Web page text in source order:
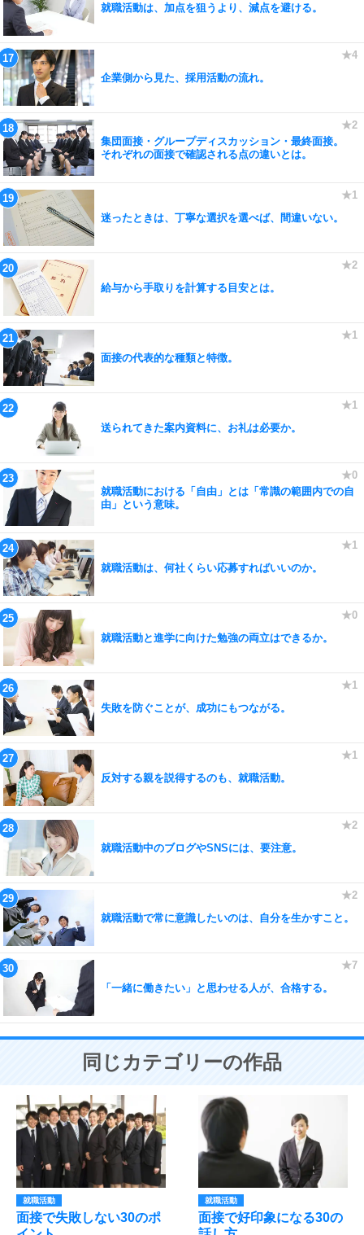
就職活動は、加点を狙うより、減点を避ける。
企業側から見た、採用活動の流れ。
集団面接・グループディスカッション・最終面接。
それぞれの面接で確認される点の違いとは。
迷ったときは、丁寧な選択を選べば、間違いない。
給与から手取りを計算する目安とは。
面接の代表的な種類と特徴。
送られてきた案内資料に、お礼は必要か。
就職活動における「自由」とは「常識の範囲内での自
由」という意味。
就職活動は、何社くらい応募すればいいのか。
就職活動と進学に向けた勉強の両立はできるか。
失敗を防ぐことが、成功にもつながる。
反対する親を説得するのも、就職活動。
就職活動中のブログやSNSには、要注意。
就職活動で常に意識したいのは、自分を生かすこと。
「一緒に働きたい」と思わせる人が、合格する。
同じカテゴリーの作品
就職活動
面接で失敗しない30のポ
就職活動
面接で好印象になる30の